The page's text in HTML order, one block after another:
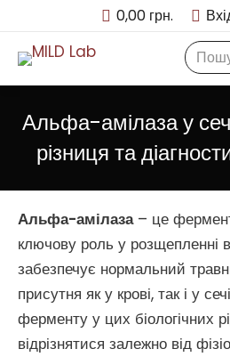
0,00 грн.
Альфа-амілаза у
різниця та
Альфа-амілаза– це
ключову роль у розщепленні
забезпечує нормальний
присутня як у крові, так і у
ферменту у цих біологічних
відрізнятися залежно від